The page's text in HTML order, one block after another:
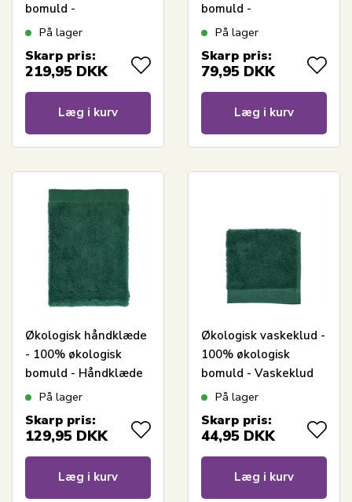
bomuld -
Badehåndklæde grøn
Organic Comfort -
På lager
Skarp pris:
219,95 DKK
Læg i kurv
bomuld -
Gæstehåndklæde
Södahl Organic
På lager
Skarp pris:
79,95 DKK
Læg i kurv
Økologisk håndklæde
- 100% økologisk
bomuld - Håndklæde
grøn 50x100 cm -
Comfort - Forest
På lager
Skarp pris:
129,95 DKK
Læg i kurv
Økologisk vaskeklud -
100% økologisk
bomuld - Vaskeklud
grøn 30x30 cm -
Comfort - Forest
På lager
Skarp pris:
44,95 DKK
Læg i kurv